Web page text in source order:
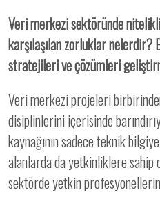
Veri merkezi sektöründe
karşılaşılan zorluklar nelerdir?
stratejileri ve çözümleri
Veri merkezi projeleri
disiplinlerini içerisinde
kaynağının sadece teknik
alanlarda da yetkinliklere sahip
sektörde yetkin profesyonellerin